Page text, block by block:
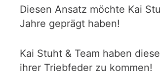
Diesen Ansatz möchte Kai
Jahre geprägt haben!
Kai Stuht & Team haben
ihrer Triebfeder zu kommen!